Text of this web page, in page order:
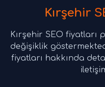
Kırşehir
Kırşehir SEO fiyatları
değişiklik
fiyatları hakkında